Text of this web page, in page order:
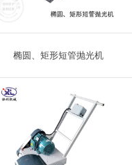
椭圆、矩形短管抛光机